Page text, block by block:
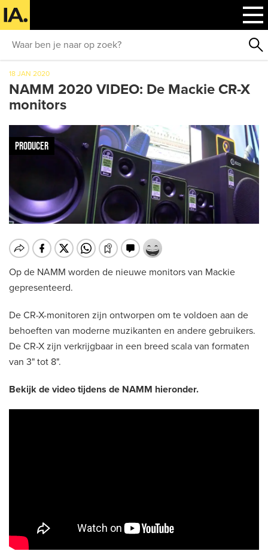
18 JAN 2020
NAMM 2020 VIDEO: De Mackie CR-X
monitors
PRODUCER
Op de NAMM worden de nieuwe monitors van Mackie
gepresenteerd.
De CR-X-monitoren zijn ontworpen om te voldoen aan de
behoeften van moderne muzikanten en andere gebruikers.
De CR-X zijn verkrijgbaar in een breed scala van formaten
van 3" tot 8".
Bekijk de video tijdens de NAMM hieronder.